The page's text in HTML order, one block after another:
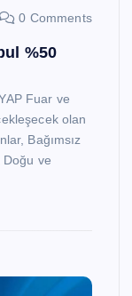
0 Comments
%50
Fuar ve
olan
Bağımsız
ve